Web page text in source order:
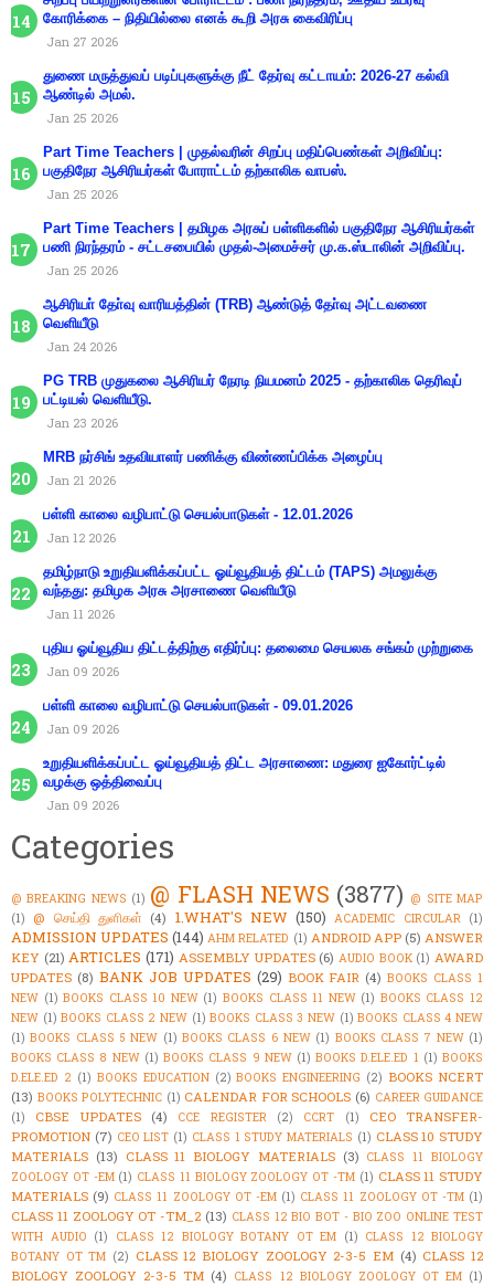
கோரிக்கை – நிதியில்லை எனக் கூறி அரசு கைவிரிப்பு
Jan 27 2026
துணை மருத்துவப் படிப்புகளுக்கு நீட் தேர்வு கட்டாயம்: 2026-27 கல்வி
ஆண்டில் அமல்.
Jan 25 2026
Part Time Teachers | முதல்வரின் சிறப்பு மதிப்பெண்கள் அறிவிப்பு:
பகுதிநேர ஆசிரியர்கள் போராட்டம் தற்காலிக வாபஸ்.
Jan 25 2026
Part Time Teachers | தமிழக அரசுப் பள்ளிகளில் பகுதிநேர ஆசிரியர்கள்
பணி நிரந்தரம் - சட்டசபையில் முதல்-அமைச்சர் மு.க.ஸ்டாலின் அறிவிப்பு.
Jan 25 2026
ஆசிரியா் தோ்வு வாரியத்தின் (TRB) ஆண்டுத் தோ்வு அட்டவணை
வெளியீடு
Jan 24 2026
PG TRB முதுகலை ஆசிரியர் நேரடி நியமனம் 2025 - தற்காலிக தெரிவுப்
பட்டியல் வெளியீடு.
Jan 23 2026
MRB நர்சிங் உதவியாளர் பணிக்கு விண்ணப்பிக்க அழைப்பு
Jan 21 2026
பள்ளி காலை வழிபாட்டு செயல்பாடுகள் - 12.01.2026
Jan 12 2026
தமிழ்நாடு உறுதியளிக்கப்பட்ட ஓய்வூதியத் திட்டம் (TAPS) அமலுக்கு
வந்தது: தமிழக அரசு அரசாணை வெளியீடு
Jan 11 2026
புதிய ஓய்வூதிய திட்டத்திற்கு எதிர்ப்பு: தலைமை செயலக சங்கம் முற்றுகை
Jan 09 2026
பள்ளி காலை வழிபாட்டு செயல்பாடுகள் - 09.01.2026
Jan 09 2026
உறுதியளிக்கப்பட்ட ஓய்வூதியத் திட்ட அரசாணை: மதுரை ஐகோர்ட்டில்
வழக்கு ஒத்திவைப்பு
Jan 09 2026
Categories
@ BREAKING NEWS (1) @ FLASH NEWS (3877) @ SITE MAP
(1) @ செய்தி துளிகள் (4) 1.WHAT'S NEW (150) ACADEMIC CIRCULAR (1)
ADMISSION UPDATES (144) AHM RELATED (1) ANDROID APP (5) ANSWER
KEY (21) ARTICLES (171) ASSEMBLY UPDATES (6) AUDIO BOOK (1) AWARD
UPDATES (8) BANK JOB UPDATES (29) BOOK FAIR (4) BOOKS CLASS 1
NEW (1) BOOKS CLASS 10 NEW (1) BOOKS CLASS 11 NEW (1) BOOKS CLASS 12
NEW (1) BOOKS CLASS 2 NEW (1) BOOKS CLASS 3 NEW (1) BOOKS CLASS 4 NEW
(1) BOOKS CLASS 5 NEW (1) BOOKS CLASS 6 NEW (1) BOOKS CLASS 7 NEW (1)
BOOKS CLASS 8 NEW (1) BOOKS CLASS 9 NEW (1) BOOKS D.ELE.ED 1 (1) BOOKS
D.ELE.ED 2 (1) BOOKS EDUCATION (2) BOOKS ENGINEERING (2) BOOKS NCERT
(13) BOOKS POLYTECHNIC (1) CALENDAR FOR SCHOOLS (6) CAREER GUIDANCE
(1)
CBSE UPDATES (4) CCE REGISTER (2) CCRT (1)
CEO TRANSFER-
PROMOTION (7) CEO LIST (1) CLASS 1 STUDY MATERIALS (1) CLASS 10 STUDY
MATERIALS (13) CLASS 11 BIOLOGY MATERIALS (3) CLASS 11 BIOLOGY
ZOOLOGY OT -EM (1) CLASS 11 BIOLOGY ZOOLOGY OT -TM (1) CLASS 11 STUDY
MATERIALS (9) CLASS 11 ZOOLOGY OT -EM (1) CLASS 11 ZOOLOGY OT -TM (1)
CLASS 11 ZOOLOGY OT -TM_2 (13) CLASS 12 BIO BOT - BIO ZOO ONLINE TEST
WITH AUDIO (1) CLASS 12 BIOLOGY BOTANY OT EM (1) CLASS 12 BIOLOGY
BOTANY OT TM (2) CLASS 12 BIOLOGY ZOOLOGY 2-3-5 EM (4) CLASS 12
BIOLOGY ZOOLOGY 2-3-5 TM (4) CLASS 12 BIOLOGY ZOOLOGY OT EM (1)